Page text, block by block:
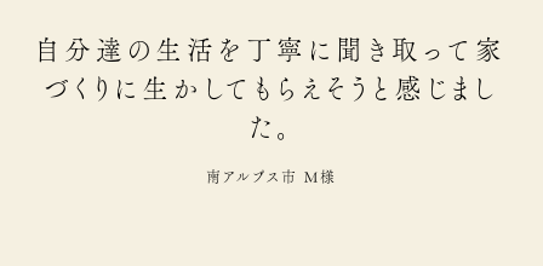
自分達の生活を丁寧に聞き取って家
づくりに生かしてもらえそうと感じまし
た。
南アルプス市 M様